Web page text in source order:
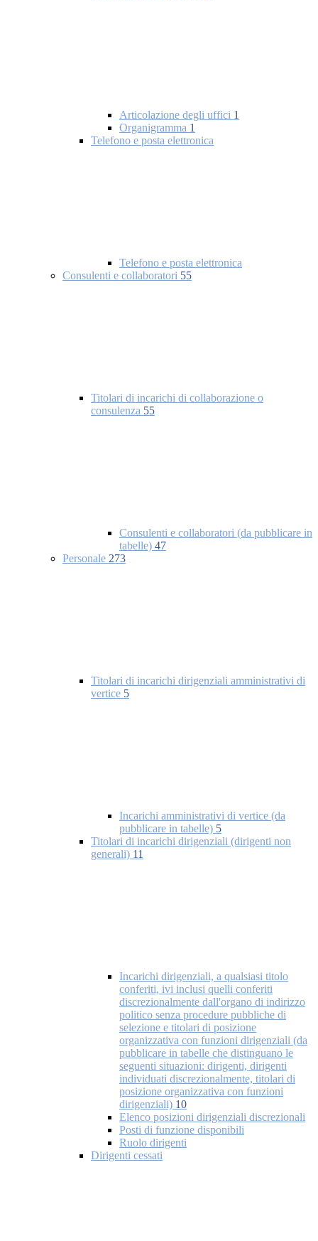
Articolazione degli uffici 1
Organigramma 1
Telefono e posta elettronica
Telefono e posta elettronica
Consulenti e collaboratori 55
Titolari di incarichi di collaborazione o
consulenza 55
Consulenti e collaboratori (da pubblicare in
tabelle) 47
Personale 273
Titolari di incarichi dirigenziali amministrativi di
vertice 5
Incarichi amministrativi di vertice (da
pubblicare in tabelle) 5
Titolari di incarichi dirigenziali (dirigenti non
generali) 11
Incarichi dirigenziali, a qualsiasi titolo
conferiti, ivi inclusi quelli conferiti
discrezionalmente dall'organo di indirizzo
politico senza procedure pubbliche di
selezione e titolari di posizione
organizzativa con funzioni dirigenziali (da
pubblicare in tabelle che distinguano le
seguenti situazioni: dirigenti, dirigenti
individuati discrezionalmente, titolari di
posizione organizzativa con funzioni
dirigenziali) 10
Elenco posizioni dirigenziali discrezionali
Posti di funzione disponibili
Ruolo dirigenti
Dirigenti cessati